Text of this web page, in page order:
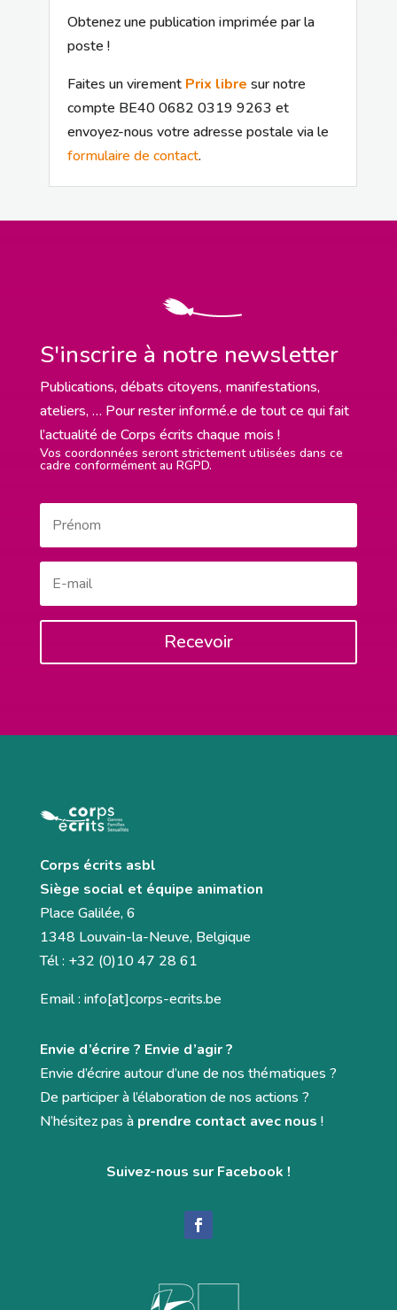
Obtenez une publication imprimée par la
poste !
Faites un virement Prix libre sur notre
compte BE40 0682 0319 9263 et
envoyez-nous votre adresse postale via le
formulaire de contact.
S'inscrire à notre newsletter
Publications, débats citoyens, manifestations,
ateliers, … Pour rester informé.e de tout ce qui fait
l’actualité de Corps écrits chaque mois !
Vos coordonnées seront strictement utilisées dans ce
cadre conformément au RGPD.
Recevoir
Corps écrits asbl
Siège social et équipe animation
Place Galilée, 6
1348 Louvain-la-Neuve, Belgique
Tél : +32 (0)10 47 28 61
Email : info[at]corps-ecrits.be
Envie d’écrire ? Envie d’agir ?
Envie d’écrire autour d’une de nos thématiques ?
De participer à l’élaboration de nos actions ?
N’hésitez pas à prendre contact avec nous !
Suivez-nous sur Facebook !